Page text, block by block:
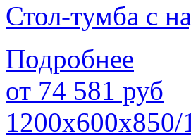
Стол-тумба с
Подробнее
от 74 581 руб